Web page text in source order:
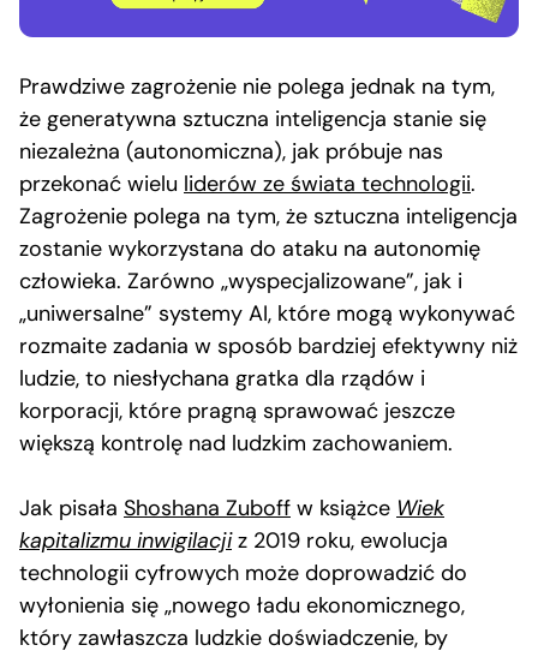
Prawdziwe zagrożenie nie polega jednak na tym,
że generatywna sztuczna inteligencja stanie się
niezależna (autonomiczna), jak próbuje nas
przekonać wielu liderów ze świata technologii.
Zagrożenie polega na tym, że sztuczna inteligencja
zostanie wykorzystana do ataku na autonomię
człowieka. Zarówno „wyspecjalizowane”, jak i
„uniwersalne” systemy AI, które mogą wykonywać
rozmaite zadania w sposób bardziej efektywny niż
ludzie, to niesłychana gratka dla rządów i
korporacji, które pragną sprawować jeszcze
większą kontrolę nad ludzkim zachowaniem.
Jak pisała Shoshana Zuboff w książce Wiek
kapitalizmu inwigilacjiz 2019 roku, ewolucja
technologii cyfrowych może doprowadzić do
wyłonienia się „nowego ładu ekonomicznego,
który zawłaszcza ludzkie doświadczenie, by